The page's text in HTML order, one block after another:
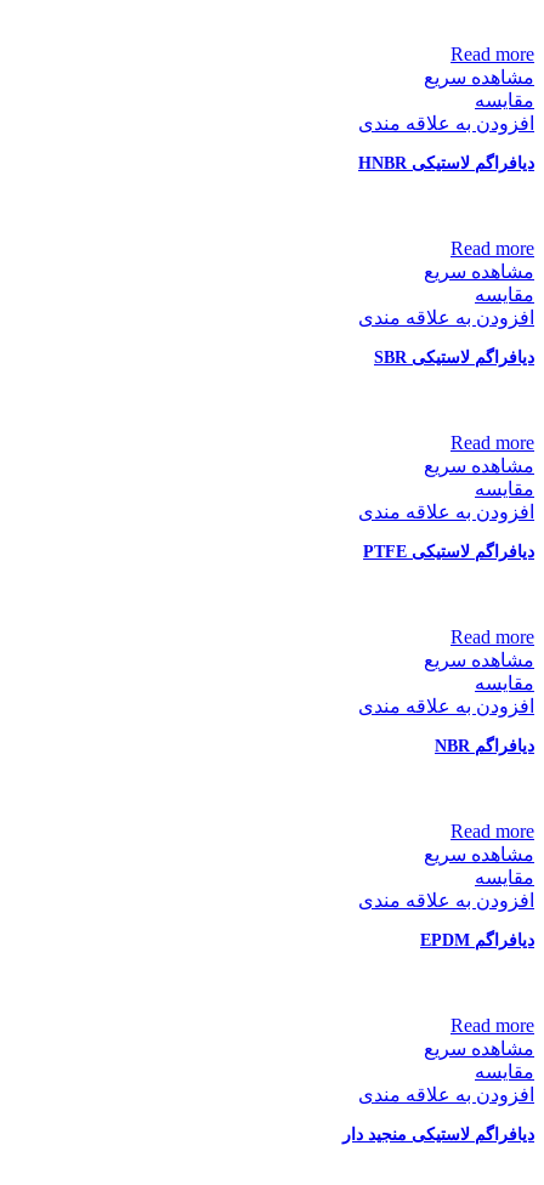
Read more
مشاهده سریع
مقایسه
افزودن به علاقه مندی
دیافراگم لاستیکی HNBR
Read more
مشاهده سریع
مقایسه
افزودن به علاقه مندی
دیافراگم لاستیکی SBR
Read more
مشاهده سریع
مقایسه
افزودن به علاقه مندی
دیافراگم لاستیکی PTFE
Read more
مشاهده سریع
مقایسه
افزودن به علاقه مندی
دیافراگم NBR
Read more
مشاهده سریع
مقایسه
افزودن به علاقه مندی
دیافراگم EPDM
Read more
مشاهده سریع
مقایسه
افزودن به علاقه مندی
دیافراگم لاستیکی منجید‌ دار